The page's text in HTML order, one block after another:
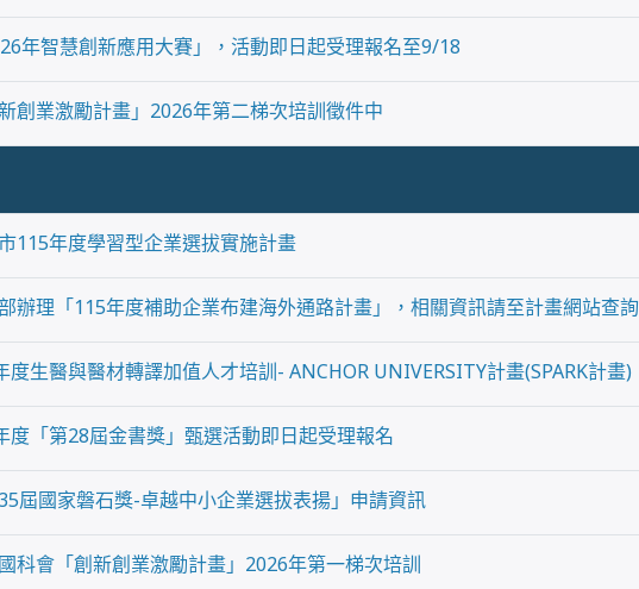
年智慧創新應用大賽」，活動即日起受理報名至9/18
創業激勵計畫」2026年第二梯次培訓徵件中
115年度學習型企業選拔實施計畫
部辦理「115年度補助企業布建海外通路計畫」，相關資訊請至計畫網站查詢
度生醫與醫材轉譯加值人才培訓- ANCHOR UNIVERSITY計畫(SPARK計畫)
度「第28屆金書獎」甄選活動即日起受理報名
35屆國家磐石獎-卓越中小企業選拔表揚」申請資訊
國科會「創新創業激勵計畫」2026年第一梯次培訓